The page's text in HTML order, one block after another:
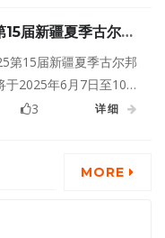
届新疆夏季古尔邦
第15届新疆夏季古尔邦
于2025年6月7日至10日
鲁木齐新疆国际会展中
3 详细
MORE